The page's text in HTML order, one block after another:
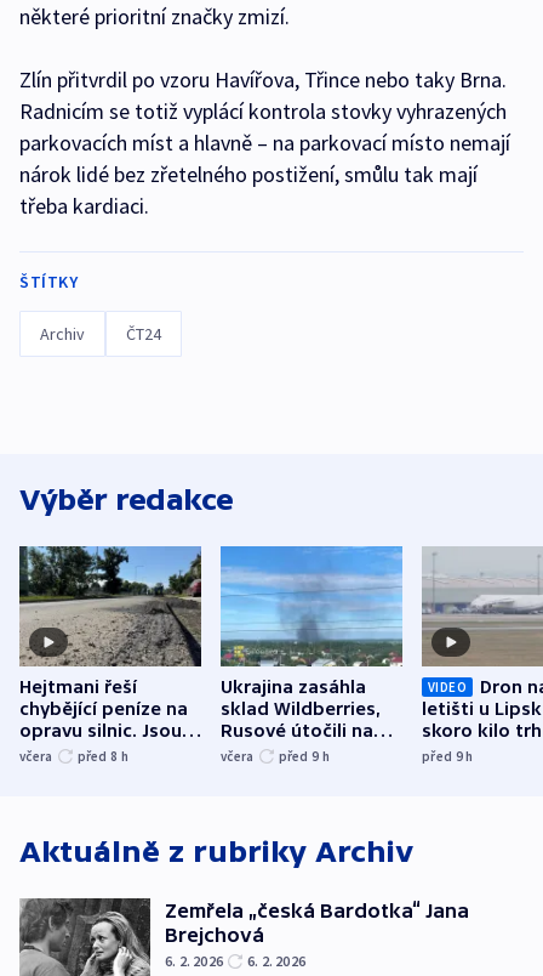
některé prioritní značky zmizí.
Zlín přitvrdil po vzoru Havířova, Třince nebo taky Brna.
Radnicím se totiž vyplácí kontrola stovky vyhrazených
parkovacích míst a hlavně – na parkovací místo nemají
nárok lidé bez zřetelného postižení, smůlu tak mají
třeba kardiaci.
ŠTÍTKY
Archiv ČT24
Výběr redakce
Hejtmani řeší
chybějící peníze na
opravu silnic. Jsou
nenárokové, namítá
včera před 8 h
Ukrajina zasáhla
sklad Wildberries,
Rusové útočili na
trh, hasiče či
včera před 9 h
VIDEO
Dron
letišti u
skoro kilo
indicie
před 9h
Aktuálně z rubriky Archiv
Zemřela „česká Bardotka“ Jana
Brejchová
6. 2. 2026 6. 2. 2026